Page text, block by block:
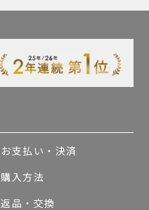
お支払い・決済
購入方法
返品・交換